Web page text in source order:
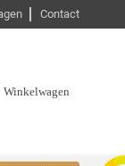
Contact
Winkelwagen